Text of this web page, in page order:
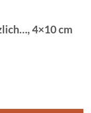
4×10 cm